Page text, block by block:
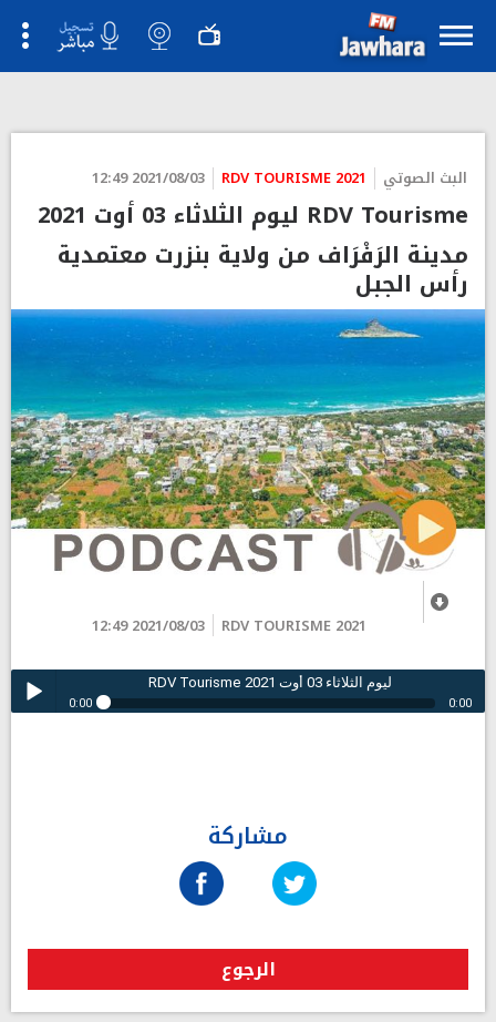
البث الصوتي RDV TOURISME 2021
2021/08/03 12:49
RDV Tourisme ليوم الثلاثاء 03 أوت 2021
مدينة الرَفْرَاف من ولاية بنزرت معتمدية
رأس الجبل
RDV TOURISME 2021
2021/08/03 12:49
RDV Tourisme ليوم الثلاثاء 03 أوت 2021
0:00 0:00
مشاركة
الرجوع